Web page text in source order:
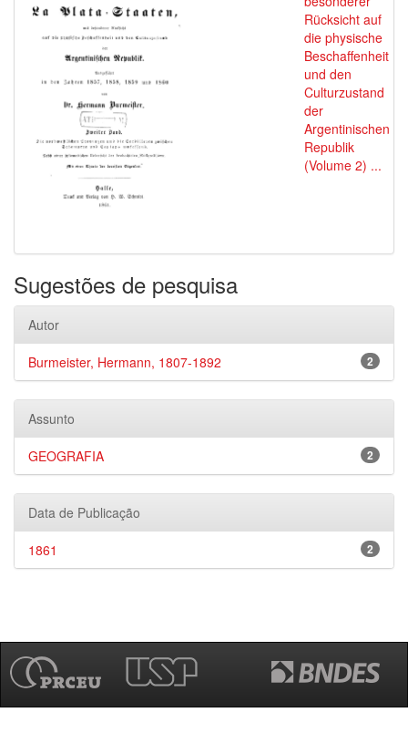
Rücksicht auf
die physische
Beschaffenheit
und den
Culturzustand
der
Argentinischen
Republik
(Volume 2) ...
Sugestões de pesquisa
Autor
2
Burmeister, Hermann, 1807-1892
Assunto
2
GEOGRAFIA
Data de Publicação
2
1861